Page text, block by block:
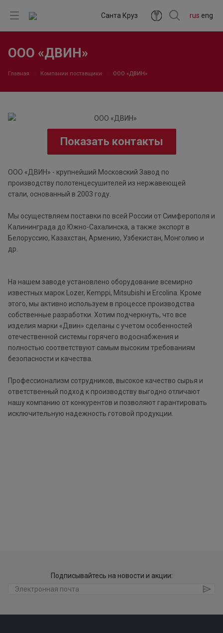
rus eng
Санта Круз
ООО «ДВИН»
Главная Компании поставщики ООО «ДВИН»
Показать контакты
ООО «ДВИН» - крупнейший Московский Завод по
производству полотенцесушителей из нержавеющей
стали, основанный в 2003 году.
Мы осуществляем поставки по всей России от Симферополя и
Калининграда до Южно-Сахалинска, а также экспорт в
Белоруссию, Казахстан, Армению, Узбекистан, Монголию и
др.
На нашем заводе установлено оборудование всемирно
известных марок Lozer, Kemppi, Mitsubishi и Ercolina. Кроме
этого, мы активно используем в процессе производства
собственные разработки. Хотим подчеркнуть, что все
изделия марки «Двин» сделаны с учетом особенностей
отечественной системы горячего водоснабжения и
полностью соответствуют самым высоким требованиям
безопасности и качества.
Профессионализм сотрудников, высокое качество сырья и
ответственный подход к производству выгодно отличают
нашу компанию от конкурентов и позволяют гарантировать
исключительную надежность готовой продукции.
Подписывайтесь на новости и акции: